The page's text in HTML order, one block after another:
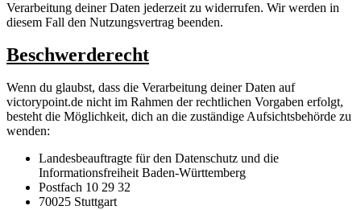
Verarbeitung deiner Daten jederzeit zu widerrufen. Wir werden in
diesem Fall den Nutzungsvertrag beenden.
Beschwerderecht
Wenn du glaubst, dass die Verarbeitung deiner Daten auf
victorypoint.de nicht im Rahmen der rechtlichen Vorgaben erfolgt,
besteht die Möglichkeit, dich an die zuständige Aufsichtsbehörde zu
wenden:
Landesbeauftragte für den Datenschutz und die
Informationsfreiheit Baden-Württemberg
Postfach 10 29 32
70025 Stuttgart